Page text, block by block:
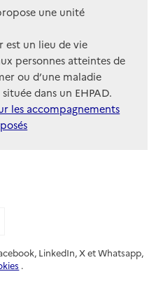
une unité
est un lieu de vie
personnes atteintes de
ou d’une maladie
dans un EHPAD.
les accompagnements
Facebook
sur X
LinkedIn, X et Whatsapp,
.